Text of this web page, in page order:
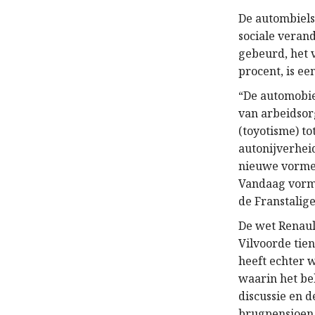
De
sociale
gebeurd, het
procent, is
“De
van
(toyotisme)
nieuwe
Vandaag
de
De wet
Vilvoorde
heeft echter
waarin het
discussie en